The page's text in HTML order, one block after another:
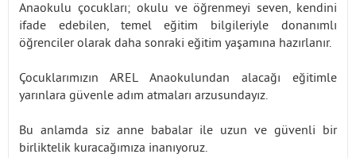
Anaokulu çocukları; okulu ve öğrenmeyi seven, kendini
ifade edebilen, temel eğitim bilgileriyle donanımlı
öğrenciler olarak daha sonraki eğitim yaşamına hazırlanır.
Çocuklarımızın AREL Anaokulundan alacağı eğitimle
yarınlara güvenle adım atmaları arzusundayız.
Bu anlamda siz anne babalar ile uzun ve güvenli bir
birliktelik kuracağımıza inanıyoruz.